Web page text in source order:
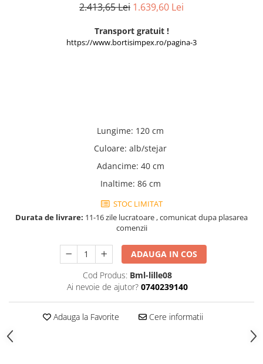
Mese bucatarie /dining
Scaune bucatarie
Dulapuri haine si Sifoniere
Paturi cu saltea inclusa(pachet
Paturi de 1 persoana
Paturi metalice
Suporturi saltea/Somiere/Gratii
pentru pat
2.413,65 Lei 1.639,60 Lei
Transport gratuit !
https://www.bortisimpex.ro/pagina-3
Lungime: 120 cm
Culoare: alb/stejar
Adancime: 40 cm
Inaltime: 86 cm
STOC LIMITAT
Durata de livrare: 11-16 zile lucratoare , comunicat dupa plasarea
comenzii
ADAUGA IN COS
Cod Produs: Bml-lille08
Ai nevoie de ajutor? 0740239140
Adauga la Favorite Cere informatii